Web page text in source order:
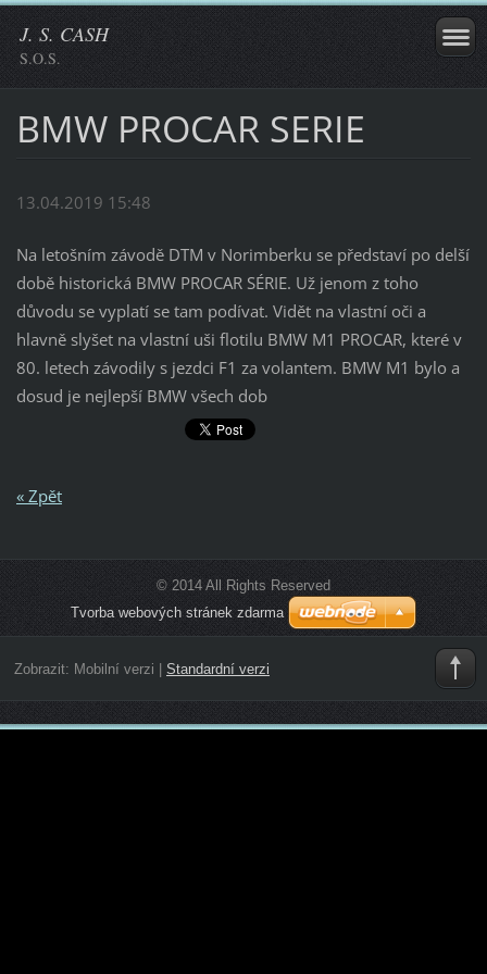
J. S. CASH
S.O.S.
BMW PROCAR SERIE
13.04.2019 15:48
Na letošním závodě DTM v Norimberku se představí po delší
době historická BMW PROCAR SÉRIE. Už jenom z toho
důvodu se vyplatí se tam podívat. Vidět na vlastní oči a
hlavně slyšet na vlastní uši flotilu BMW M1 PROCAR, které v
80. letech závodily s jezdci F1 za volantem. BMW M1 bylo a
dosud je nejlepší BMW všech dob
« Zpět
© 2014 All Rights Reserved
Tvorba webových stránek zdarma
Zobrazit: Mobilní verzi Standardní verzi